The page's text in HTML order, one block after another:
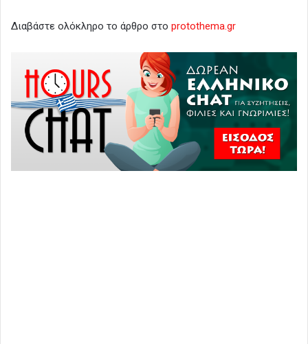
Διαβάστε ολόκληρο το άρθρο στο protothema.gr